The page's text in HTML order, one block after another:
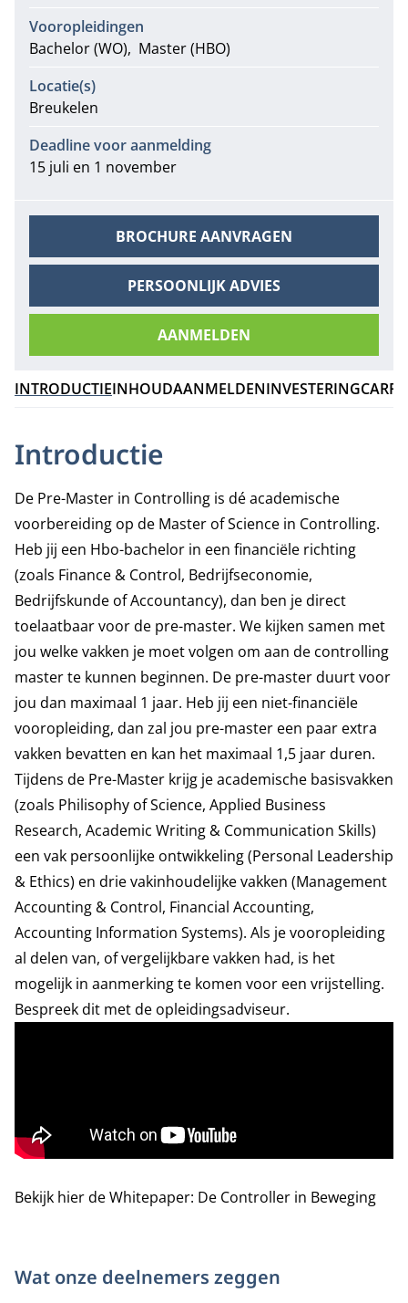
Vooropleidingen
Bachelor (WO)
Master (HBO)
Locatie(s)
Breukelen
Deadline voor aanmelding
15 juli en 1 november
BROCHURE AANVRAGEN
PERSOONLIJK ADVIES
AANMELDEN
INTRODUCTIEINHOUDAANMELDENINVESTERING
Introductie
De Pre-Master in Controlling is dé academische
voorbereiding op de Master of Science in Controlling.
Heb jij een Hbo-bachelor in een financiële richting
(zoals Finance & Control, Bedrijfseconomie,
Bedrijfskunde of Accountancy), dan ben je direct
toelaatbaar voor de pre-master. We kijken samen met
jou welke vakken je moet volgen om aan de controlling
master te kunnen beginnen. De pre-master duurt voor
jou dan maximaal 1 jaar. Heb jij een niet-financiële
vooropleiding, dan zal jou pre-master een paar extra
vakken bevatten en kan het maximaal 1,5 jaar duren.
Tijdens de Pre-Master krijg je academische basisvakken
(zoals Philisophy of Science, Applied Business
Research, Academic Writing & Communication Skills)
een vak persoonlijke ontwikkeling (Personal Leadership
& Ethics) en drie vakinhoudelijke vakken (Management
Accounting & Control, Financial Accounting,
Accounting Information Systems). Als je vooropleiding
al delen van, of vergelijkbare vakken had, is het
mogelijk in aanmerking te komen voor een vrijstelling.
Bespreek dit met de opleidingsadviseur.
Bekijk hier de Whitepaper: De Controller in Beweging
Wat onze deelnemers zeggen